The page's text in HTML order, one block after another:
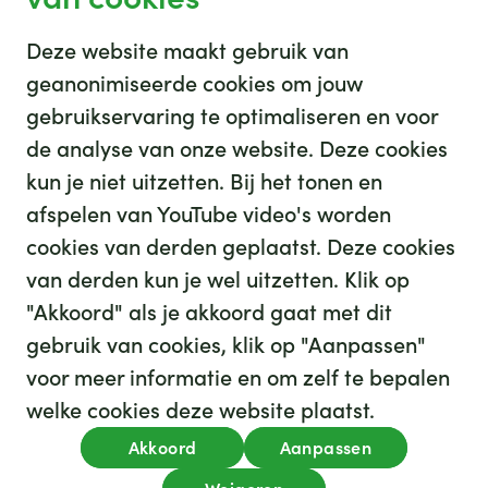
0182 50 51 35
Bankgegevens van de stichting
Deze website maakt gebruik van
geanonimiseerde cookies om jouw
gebruikservaring te optimaliseren en voor
de analyse van onze website. Deze cookies
kun je niet uitzetten. Bij het tonen en
afspelen van YouTube video's worden
cookies van derden geplaatst. Deze cookies
van derden kun je wel uitzetten. Klik op
"Akkoord" als je akkoord gaat met dit
gebruik van cookies, klik op "Aanpassen"
voor meer informatie en om zelf te bepalen
welke cookies deze website plaatst.
Akkoord
Aanpassen
privacy cookies
disclaimer